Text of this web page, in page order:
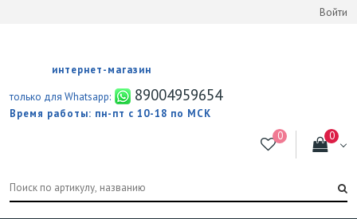
Войти
интернет-магазин
только для Whatsapp:
89004959654
Время работы: пн-пт с 10-18 по МСК